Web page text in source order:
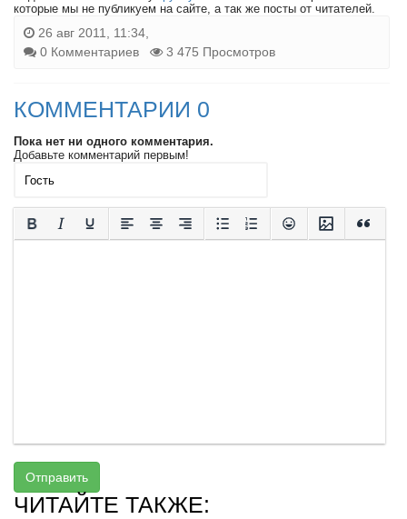
которые мы не публикуем на сайте, а так же посты от читателей.
26 авг 2011, 11:34,
0 Комментариев
3 475 Просмотров
КОММЕНТАРИИ 0
Пока нет ни одного комментария.
Добавьте комментарий первым!
Отправить
ЧИТАЙТЕ ТАКЖЕ: